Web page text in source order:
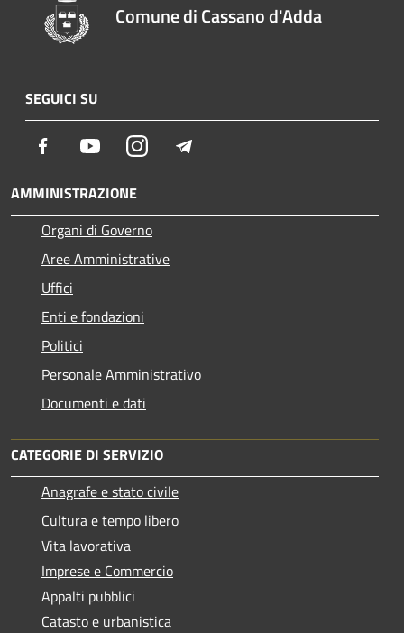
Comune di Cassano d'Adda
SEGUICI SU
Facebook YoutubeInstagram
AMMINISTRAZIONE
Organi di Governo
Aree Amministrative
Uffici
Enti e fondazioni
Politici
Personale Amministrativo
Documenti e dati
CATEGORIE DI SERVIZIO
Anagrafe e stato civile
Cultura e tempo libero
Vita lavorativa
Imprese e Commercio
Appalti pubblici
Catasto e urbanistica